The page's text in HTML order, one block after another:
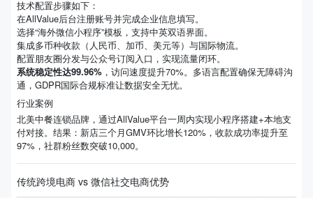
技术配置步骤如下：
在AllValue后台注册账号并完成企业信息填写。
选择“海外微信小程序”模板，支持中英双语界面。
集成多币种收款（人民币、加币、美元等）与国际物流。
配置朋友圈分发与公众号订阅入口，实现流量闭环。
系统稳定性达99.96% ，访问速度提升70%。多语言配置确保无障碍沟
通，GDPR国际合规标准让数据安全无忧。
行业案例
北美中餐连锁品牌，通过AllValue平台一周内实现小程序搭建+本地支
付对接。结果：新店三个月GMV环比增长120%，收款成功率提升至
97%，社群粉丝数突破10,000。
传统跨境电商 vs 微信社交电商优势